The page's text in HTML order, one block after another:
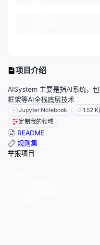
项目介绍
AISystem 主要是指AI系统，
框架等AI全栈底层技术
Jupyter Notebook 1.52 K
定制我的领域
README
规则集
举报项目